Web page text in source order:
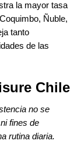
la mayor tasa
Ñuble,
tanto
de las
Chile
no se
fines de
rutina diaria.